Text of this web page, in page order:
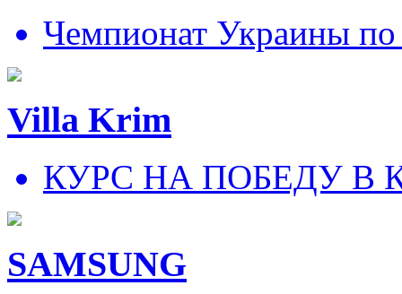
Чемпионат Украины
Villa Krim
КУРС НА ПОБЕДУ В
SAMSUNG